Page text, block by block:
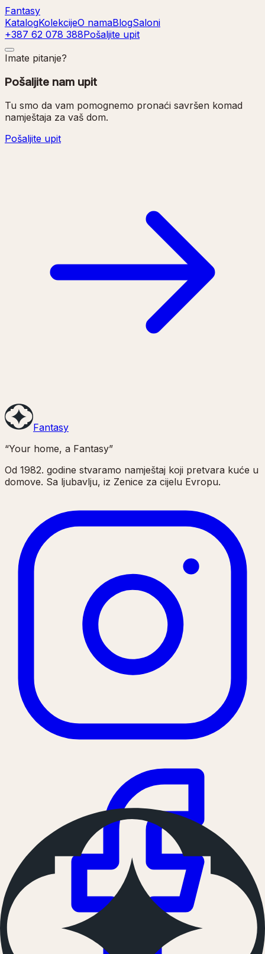
Fantasy
KatalogKolekcijeO namaBlogSaloni
+387 62 078 388Pošaljite upit
Imate pitanje?
Pošaljite nam upit
Tu smo da vam pomognemo pronaći savršen komad
namještaja za vaš dom.
Pošaljite upit
Fantasy
“Your home, a Fantasy”
Od 1982. godine stvaramo namještaj koji pretvara kuće u
domove. Sa ljubavlju, iz Zenice za cijelu Evropu.